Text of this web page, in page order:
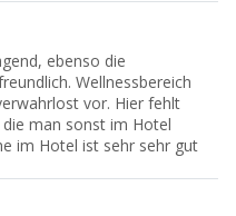
ebenso die
Wellnessbereich
vor. Hier fehlt
man sonst im Hotel
im Hotel ist sehr sehr gut